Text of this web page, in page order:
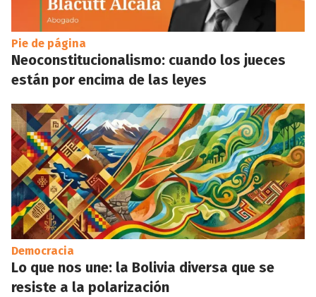
Pie de página
Neoconstitucionalismo: cuando los jueces
están por encima de las leyes
Democracia
Lo que nos une: la Bolivia diversa que se
resiste a la polarización